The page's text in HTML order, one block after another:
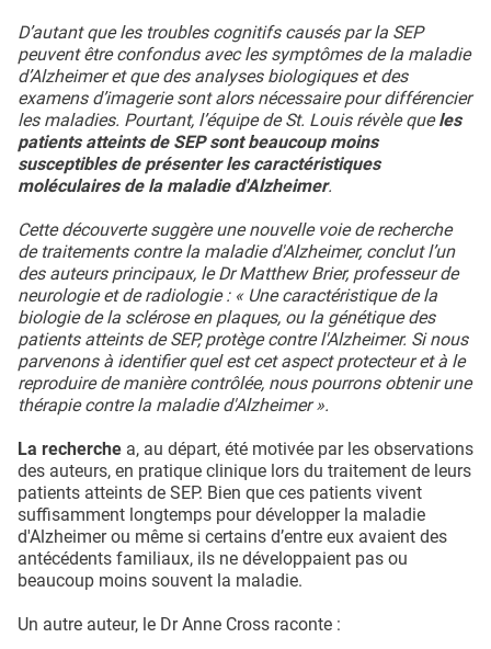
D’autant que les troubles cognitifs causés par la SEP
peuvent être confondus avec les symptômes de la maladie
d’Alzheimer et que des analyses biologiques et des
examens d’imagerie sont alors nécessaire pour différencier
les maladies. Pourtant, l’équipe de St. Louis révèle queles
patients atteints de SEP sont beaucoup moins
susceptibles de présenter les caractéristiques
moléculaires de la maladie d'Alzheimer.
Cette découverte suggère une nouvelle voie de recherche
de traitements contre la maladie d'Alzheimer, conclut l’un
des auteurs principaux, le Dr Matthew Brier, professeur de
neurologie et de radiologie : « Une caractéristique de la
biologie de la sclérose en plaques, ou la génétique des
patients atteints de SEP, protège contre l'Alzheimer. Si nous
parvenons à identifier quel est cet aspect protecteur et à le
reproduire de manière contrôlée, nous pourrons obtenir une
thérapie contre la maladie d'Alzheimer ».
La recherche a, au départ, été motivée par les observations
des auteurs, en pratique clinique lors du traitement de leurs
patients atteints de SEP. Bien que ces patients vivent
suffisamment longtemps pour développer la maladie
d'Alzheimer ou même si certains d’entre eux avaient des
antécédents familiaux, ils ne développaient pas ou
beaucoup moins souvent la maladie.
Un autre auteur, le Dr Anne Cross raconte :